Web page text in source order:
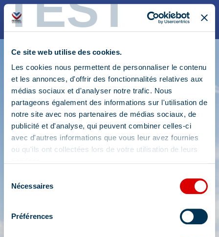
Ce site web utilise des cookies.
Les cookies nous permettent de personnaliser le contenu
et les annonces, d'offrir des fonctionnalités relatives aux
médias sociaux et d'analyser notre trafic. Nous
partageons également des informations sur l'utilisation de
notre site avec nos partenaires de médias sociaux, de
publicité et d'analyse, qui peuvent combiner celles-ci
avec d'autres informations que vous leur avez fournies
ou qu'ils ont collectées lors de votre utilisation de leurs
Nécessaires
Préférences
NOS PASS
6 Jours
INFOS PRATIQUES
Carte des activités
Points de retrait